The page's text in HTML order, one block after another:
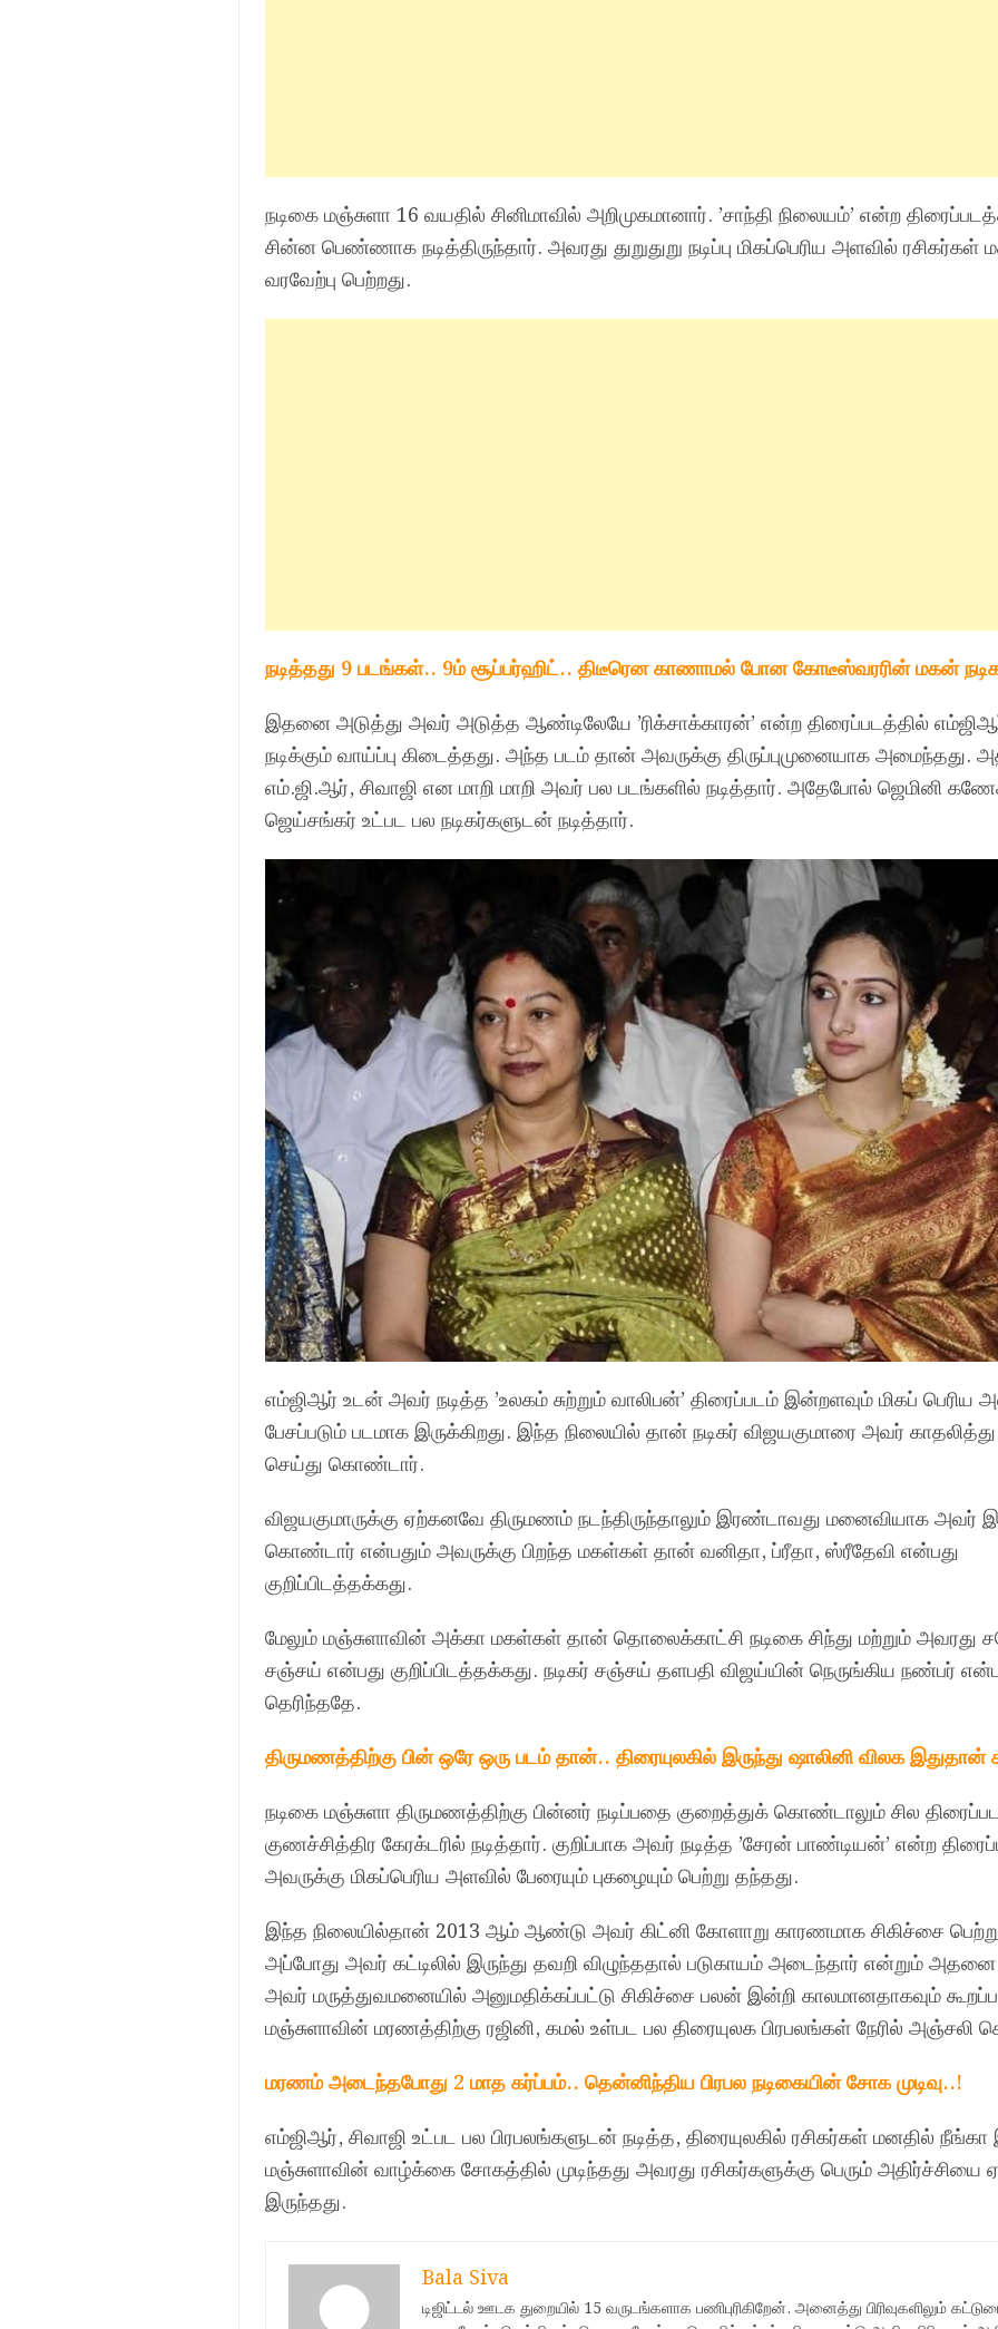
நடிகை மஞ்சுளா 16 வயதில் சினிமாவில் அறிமுகமானார். ’சாந்தி நிலையம்’ என்ற
சின்ன பெண்ணாக நடித்திருந்தார். அவரது துறுதுறு நடிப்பு மிகப்பெரிய அளவில் ரசிகர்கள்
வரவேற்பு பெற்றது.
நடித்தது 9 படங்கள்.. 9ம் சூப்பர்ஹிட்.. திடீரென காணாமல் போன கோடீஸ்வரரின் மகன்
இதனை அடுத்து அவர் அடுத்த ஆண்டிலேயே ’ரிக்சாக்காரன்’ என்ற திரைப்படத்தில்
நடிக்கும் வாய்ப்பு கிடைத்தது. அந்த படம் தான் அவருக்கு திருப்புமுனையாக அமைந்தது.
எம்.ஜி.ஆர், சிவாஜி என மாறி மாறி அவர் பல படங்களில் நடித்தார். அதேபோல் ஜெமினி
ஜெய்சங்கர் உட்பட பல நடிகர்களுடன் நடித்தார்.
எம்ஜிஆர் உடன் அவர் நடித்த ’உலகம் சுற்றும் வாலிபன்’ திரைப்படம் இன்றளவும் மிகப் பெரிய
பேசப்படும் படமாக இருக்கிறது. இந்த நிலையில் தான் நடிகர் விஜயகுமாரை அவர்
செய்து கொண்டார்.
விஜயகுமாருக்கு ஏற்கனவே திருமணம் நடந்திருந்தாலும் இரண்டாவது மனைவியாக அவர்
கொண்டார் என்பதும் அவருக்கு பிறந்த மகள்கள் தான் வனிதா, ப்ரீதா, ஸ்ரீதேவி என்பது
குறிப்பிடத்தக்கது.
மேலும் மஞ்சுளாவின் அக்கா மகள்கள் தான் தொலைக்காட்சி நடிகை சிந்து மற்றும் அவரது
சஞ்சய் என்பது குறிப்பிடத்தக்கது. நடிகர் சஞ்சய் தளபதி விஜய்யின் நெருங்கிய நண்பர்
தெரிந்ததே.
திருமணத்திற்கு பின் ஒரே ஒரு படம் தான்.. திரையுலகில் இருந்து ஷாலினி விலக
நடிகை மஞ்சுளா திருமணத்திற்கு பின்னர் நடிப்பதை குறைத்துக் கொண்டாலும் சில
குணச்சித்திர கேரக்டரில் நடித்தார். குறிப்பாக அவர் நடித்த ’சேரன் பாண்டியன்’ என்ற
அவருக்கு மிகப்பெரிய அளவில் பேரையும் புகழையும் பெற்று தந்தது.
இந்த நிலையில்தான் 2013 ஆம் ஆண்டு அவர் கிட்னி கோளாறு காரணமாக சிகிச்சை
அப்போது அவர் கட்டிலில் இருந்து தவறி விழுந்ததால் படுகாயம் அடைந்தார் என்றும்
அவர் மருத்துவமனையில் அனுமதிக்கப்பட்டு சிகிச்சை பலன் இன்றி காலமானதாகவும்
மஞ்சுளாவின் மரணத்திற்கு ரஜினி, கமல் உள்பட பல திரையுலக பிரபலங்கள் நேரில் அஞ்சலி
மரணம் அடைந்தபோது 2 மாத கர்ப்பம்.. தென்னிந்திய பிரபல நடிகையின் சோக முடிவு..!
எம்ஜிஆர், சிவாஜி உட்பட பல பிரபலங்களுடன் நடித்த, திரையுலகில் ரசிகர்கள் மனதில்
மஞ்சுளாவின் வாழ்க்கை சோகத்தில் முடிந்தது அவரது ரசிகர்களுக்கு பெரும் அதிர்ச்சியை
இருந்தது.
Bala Siva
டிஜிட்டல் ஊடக துறையில் 15 வருடங்களாக பணிபுரிகிறேன். அனைத்து பிரிவுகளிலும்